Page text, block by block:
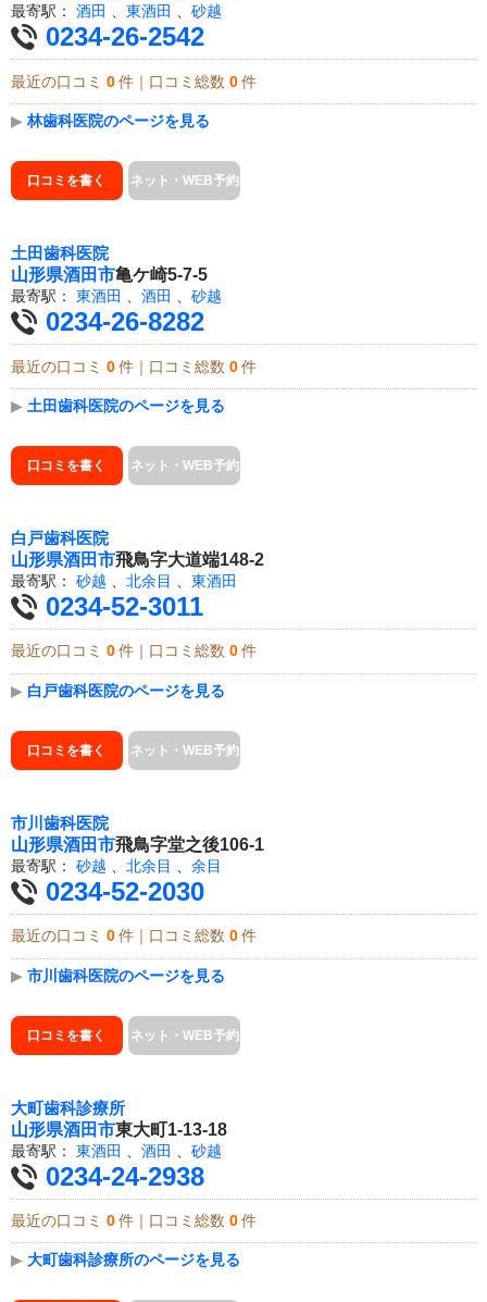
最寄駅： 酒田 、 東酒田 、 砂越
0234-26-2542
最近の口コミ 0 件｜口コミ総数 0 件
▶ 林歯科医院のページを見る
口コミを書く ネット・WEB予約
土田歯科医院
山形県酒田市亀ケ崎5-7-5
最寄駅： 東酒田 酒田 砂越
0234-26-8282
最近の口コミ 0 件｜口コミ総数 0 件
▶ 土田歯科医院のページを見る
口コミを書く ネット・WEB予約
白戸歯科医院
山形県酒田市飛鳥字大道端148-2
最寄駅： 砂越 北余目 東酒田
0234-52-3011
最近の口コミ 0 件｜口コミ総数 0 件
▶ 白戸歯科医院のページを見る
口コミを書く ネット・WEB予約
市川歯科医院
山形県酒田市飛鳥字堂之後106-1
最寄駅： 砂越 北余目 余目
0234-52-2030
最近の口コミ 0 件｜口コミ総数 0 件
▶ 市川歯科医院のページを見る
口コミを書く ネット・WEB予約
大町歯科診療所
山形県酒田市東大町1-13-18
最寄駅： 東酒田 酒田 砂越
0234-24-2938
最近の口コミ 0 件｜口コミ総数 0 件
▶ 大町歯科診療所のページを見る